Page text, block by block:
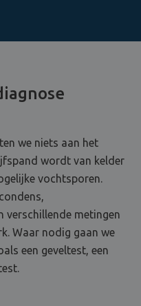
we niets aan het
wordt van kelder
vochtsporen.
verschillende metingen
Waar nodig gaan we
een geveltest, een